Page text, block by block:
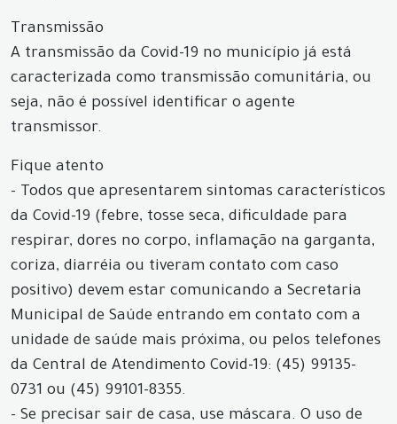
Transmissão
A transmissão da Covid-19 no município já está
caracterizada como transmissão comunitária, ou
seja, não é possível identificar o agente
transmissor.
Fique atento
- Todos que apresentarem sintomas característicos
da Covid-19 (febre, tosse seca, dificuldade para
respirar, dores no corpo, inflamação na garganta,
coriza, diarréia ou tiveram contato com caso
positivo) devem estar comunicando a Secretaria
Municipal de Saúde entrando em contato com a
unidade de saúde mais próxima, ou pelos telefones
da Central de Atendimento Covid-19: (45) 99135-
0731 ou (45) 99101-8355.
- Se precisar sair de casa, use máscara. O uso de